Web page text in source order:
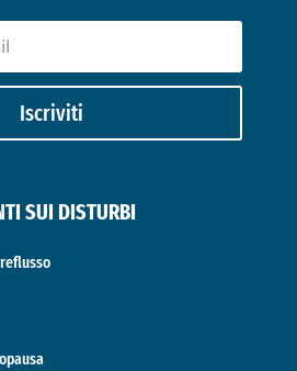
Iscriviti
SUI DISTURBI